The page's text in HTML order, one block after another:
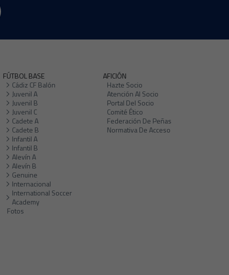
FÚTBOL BASE
Cádiz CF Balón
Juvenil A
Juvenil B
Juvenil C
Cadete A
Cadete B
Infantil A
Infantil B
Alevín A
Alevín B
Genuine
Internacional
International Soccer
Academy
Fotos
AFICIÓN
Hazte Socio
Atención Al Socio
Portal Del Socio
Comité Ético
Federación De Peñas
Normativa De Acceso